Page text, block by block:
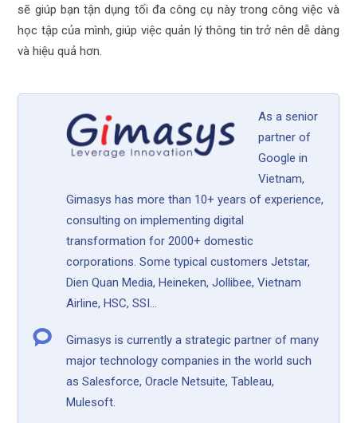
sẽ giúp bạn tận dụng tối đa công cụ này trong công việc và
học tập của mình, giúp việc quản lý thông tin trở nên dễ dàng
và hiệu quả hơn.
As a senior
partner of
Google in
Vietnam,
Gimasys has more than 10+ years of experience,
consulting on implementing digital
transformation for 2000+ domestic
corporations. Some typical customers Jetstar,
Dien Quan Media, Heineken, Jollibee, Vietnam
Airline, HSC, SSI...
Gimasys is currently a strategic partner of many
major technology companies in the world such
as Salesforce, Oracle Netsuite, Tableau,
Mulesoft.